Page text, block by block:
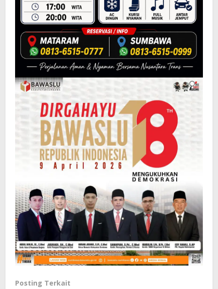
Posting Terkait